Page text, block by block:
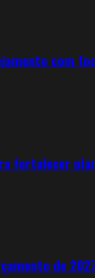
com
fortalecer
de